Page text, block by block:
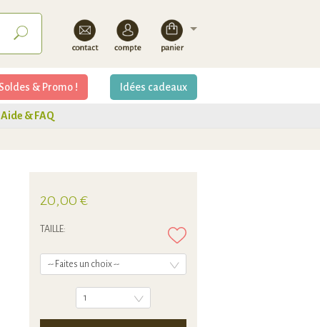
Idées cadeaux
Soldes & Promo !
Aide & FAQ
20,00 €
TAILLE
-- Faites un choix --
1